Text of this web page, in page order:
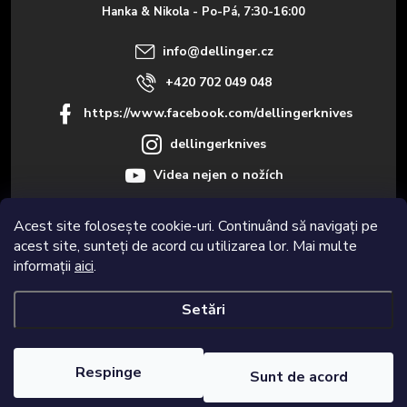
Acest site folosește cookie-uri. Continuând să navigați pe
acest site, sunteți de acord cu utilizarea lor. Mai multe
informații aici.
Setări
Respinge Sunt de acord
Informace pro vás
Hanka & Nikola - Po-Pá, 7:30-16:00
info@dellinger.cz
+420 702 049 048
https://www.facebook.com/dellingerknives
dellingerknives
Videa nejen o nožích
Creat de Shoptet Premium
foarte ascuțite. Toate drepturile rezervate.